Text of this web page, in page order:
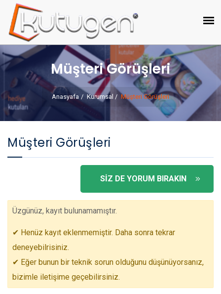
Müşteri Görüşleri
Anasyafa Kurumsal Müşteri Görüşleri
Müşteri Görüşleri
SİZ DE YORUM BIRAKIN
Üzgünüz, kayıt bulunamamıştır.
✔ Henüz kayıt eklenmemiştir. Daha sonra tekrar
deneyebilrisiniz.
✔ Eğer bunun bir teknik sorun olduğunu düşünüyorsanız,
bizimle iletişime geçebilirsiniz.